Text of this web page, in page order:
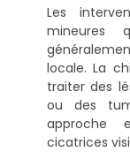
Les
mineures
locale. La
traiter des
ou des
approche
cicatrices